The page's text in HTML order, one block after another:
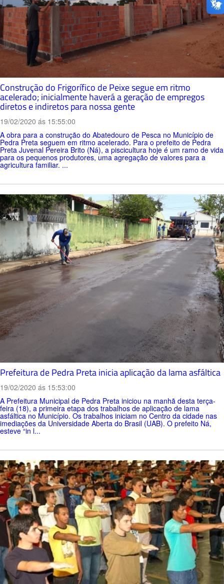
Construção do Frigorífico de Peixe segue em ritmo
acelerado; inicialmente haverá a geração de empregos
diretos e indiretos para nossa gente
19/02/2020 ás 15:55:00
A obra para a construção do Abatedouro de Pesca no Município de
Pedra Preta seguem em ritmo acelerado. Para o prefeito de Pedra
Preta Juvenal Pereira Brito (Ná), a piscicultura hoje é um ramo de vida
para os pequenos produtores, uma agregação de valores para a
agricultura familiar. ...
Prefeitura de Pedra Preta inicia aplicação da lama asfáltica
19/02/2020 ás 15:53:00
A Prefeitura Municipal de Pedra Preta iniciou na manhã desta terça-
feira (18), a primeira etapa dos trabalhos de aplicação de lama
asfáltica no Município. Os trabalhos iniciam no Centro da cidade nas
imediações da Universidade Aberta do Brasil (UAB). O prefeito Ná,
esteve “in l...